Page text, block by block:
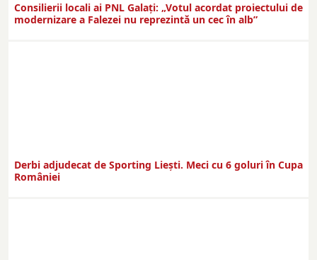
Consilierii locali ai PNL Galaţi: „Votul acordat proiectului de
modernizare a Falezei nu reprezintă un cec în alb”
Derbi adjudecat de Sporting Liești. Meci cu 6 goluri în Cupa
României